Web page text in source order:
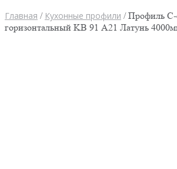
Главная / Кухонные профили / Профиль
горизонтальный KB 91 А21 Латунь